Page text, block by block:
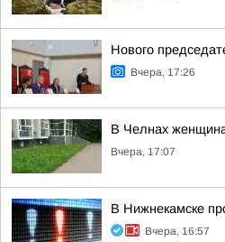
Нового
Вчера, 17:26
В Челнах
Вчера, 17:07
В Нижнекамске
Вчера, 16:57